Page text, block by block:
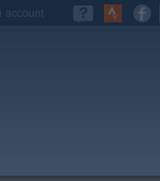
account